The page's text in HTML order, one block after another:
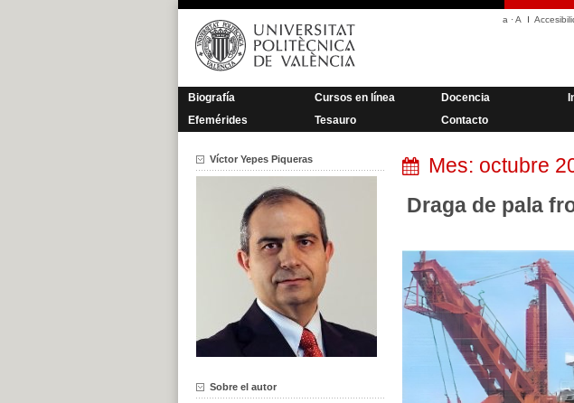
Saltar
contenido
a ·A
Biografía Cursos en línea Docencia
Efemérides
Tesauro Contacto
Mes: octubre
Draga de pala
Víctor Yepes Piqueras
Sobre el autor